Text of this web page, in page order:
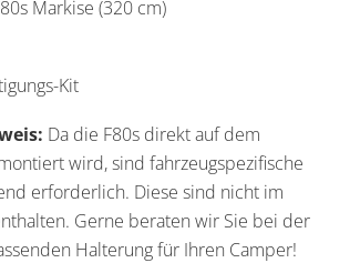
Markise (320 cm)
Kit
Da die F80s direkt auf dem
wird, sind fahrzeugspezifische
erforderlich. Diese sind nicht im
Gerne beraten wir Sie bei der
Halterung für Ihren Camper!